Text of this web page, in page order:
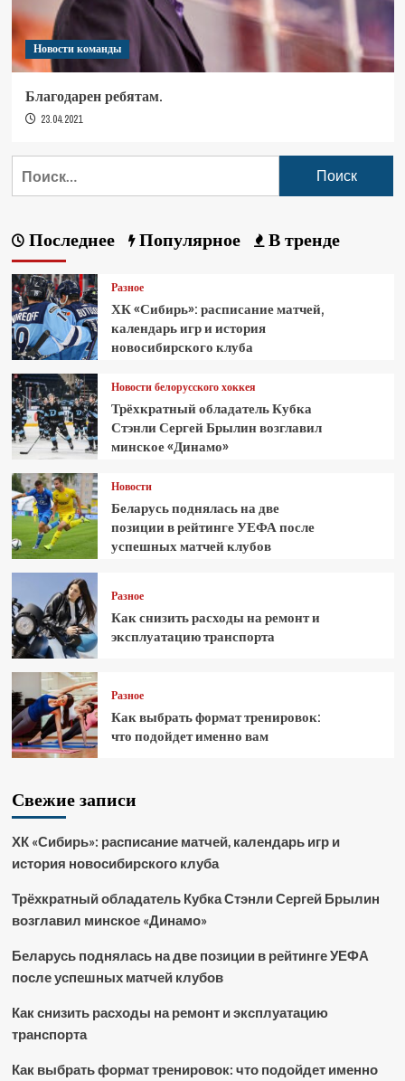
Новости команды
Благодарен ребятам.
23.04.2021
Последнее Популярное В тренде
Разное
ХК «Сибирь»: расписание матчей,
календарь игр и история
новосибирского клуба
Новости белорусского хоккея
Трёхкратный обладатель Кубка
Стэнли Сергей Брылин возглавил
минское «Динамо»
Новости
Беларусь поднялась на две
позиции в рейтинге УЕФА после
успешных матчей клубов
Разное
Как снизить расходы на ремонт и
эксплуатацию транспорта
Разное
Как выбрать формат тренировок:
что подойдет именно вам
Свежие записи
ХК «Сибирь»: расписание матчей, календарь игр и
история новосибирского клуба
Трёхкратный обладатель Кубка Стэнли Сергей Брылин
возглавил минское «Динамо»
Беларусь поднялась на две позиции в рейтинге УЕФА
после успешных матчей клубов
Как снизить расходы на ремонт и эксплуатацию
транспорта
Как выбрать формат тренировок: что подойдет именно